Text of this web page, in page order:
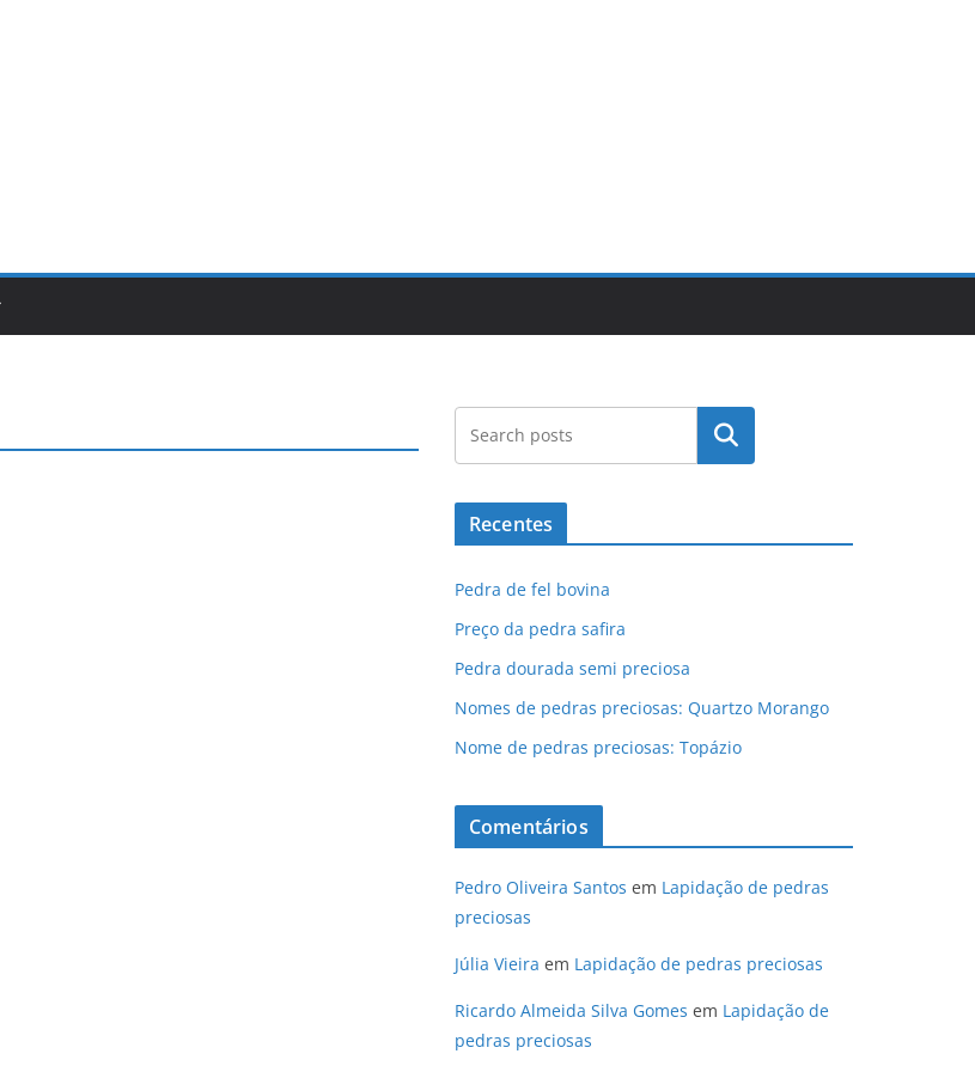
Pesquisar
Recentes
Pedra de fel bovina
Preço da pedra safira
Pedra dourada semi preciosa
Nomes de pedras preciosas: Quartzo Morango
Nome de pedras preciosas: Topázio
Comentários
Pedro Oliveira Santos em Lapidação de pedras
preciosas
Júlia Vieira em Lapidação de pedras preciosas
Ricardo Almeida Silva Gomes em Lapidação de
pedras preciosas